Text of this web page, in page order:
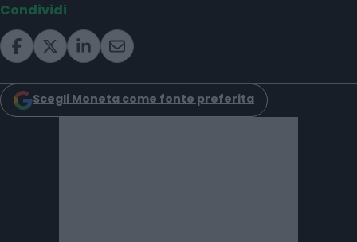
Condividi
Scegli Moneta come fonte preferita